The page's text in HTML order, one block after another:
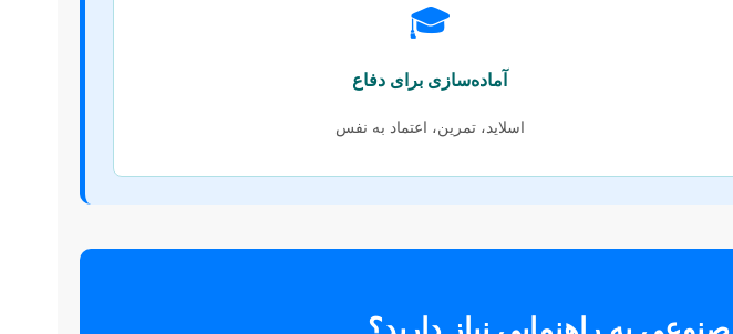
🎓
آماده‌سازی برای دفاع
اسلاید، تمرین، اعتماد به نفس